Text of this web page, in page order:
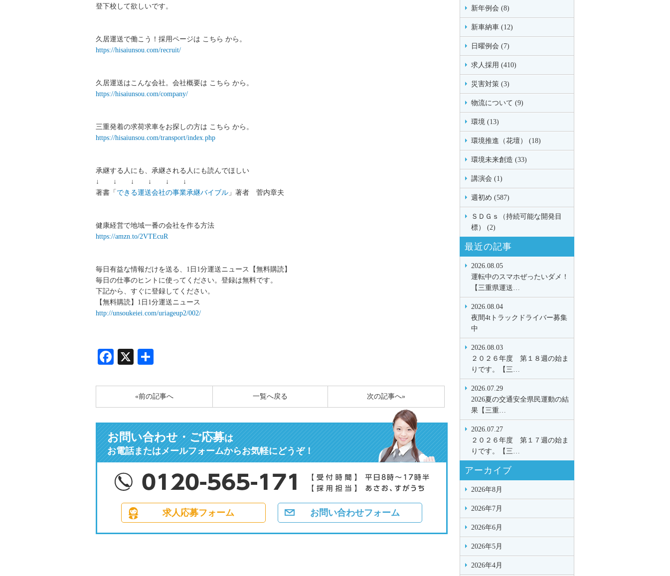
登下校して欲しいです。
久居運送で働こう！採用ページは こちら から。
https://hisaiunsou.com/recruit/
久居運送はこんな会社。会社概要は こちら から。
https://hisaiunsou.com/company/
三重発着の求荷求車をお探しの方は こちら から。
https://hisaiunsou.com/transport/index.php
承継する人にも、承継される人にも読んでほしい
↓ ↓ ↓ ↓ ↓ ↓
著書「 できる運送会社の事業承継バイブル 」著者 菅内章夫
健康経営で地域一番の会社を作る方法
https://amzn.to/2VTEcuR
毎日有益な情報だけを送る、1日1分運送ニュース【無料購読】
毎日の仕事のヒントに使ってください。登録は無料です。
下記から、すぐに登録してください。
【無料購読】1日1分運送ニュース
http://unsoukeiei.com/uriageup2/002/
Facebook
X
«前の記事へ 次の記事へ»
一覧へ戻る
お問い合わせ・ご応募は
お電話またはメールフォームからお気軽にどうぞ！
求人応募フォーム お問い合わせフォーム
新年例会 (8)
新車納車 (12)
日曜例会 (7)
求人採用 (410)
災害対策 (3)
物流について (9)
環境 (13)
環境推進（花壇） (18)
環境未来創造 (33)
講演会 (1)
週初め (587)
ＳＤＧｓ（持続可能な開発目
標） (2)
最近の記事
2026.08.05
運転中のスマホぜったいダメ！
【三重県運送…
2026.08.04
夜間4tトラックドライバー募集
中
2026.08.03
２０２６年度 第１８週の始ま
りです。【三…
2026.07.29
2026夏の交通安全県民運動の結
果【三重…
2026.07.27
２０２６年度 第１７週の始ま
りです。【三…
アーカイブ
2026年8月
2026年7月
2026年6月
2026年5月
2026年4月